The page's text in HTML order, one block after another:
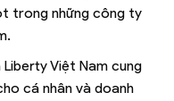
trong những công ty
Việt Nam cung
cá nhân và doanh